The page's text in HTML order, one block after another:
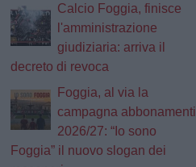
Calcio Foggia, finisce
l'amministrazione
giudiziaria: arriva il
decreto di revoca
Foggia, al via la
campagna abbonamenti
2026/27: “Io sono
Foggia” il nuovo slogan dei